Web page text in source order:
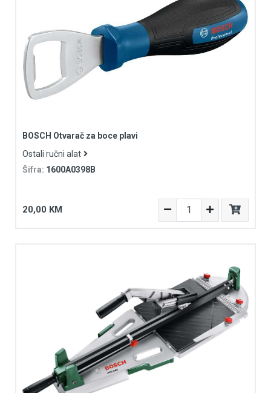
BOSCH Otvarač za boce plavi
Ostali ručni alat
Šifra: 1600A0398B
20,00 KM